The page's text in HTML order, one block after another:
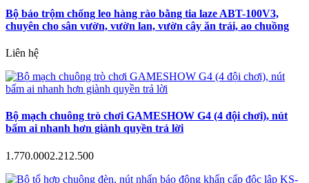
Bộ báo trộm chống leo hàng rào bằng tia laze ABT-100V3,
chuyên cho sân vườn, vườn lan, vườn cây ăn trái, ao chuồng
Liên hệ
Bộ mạch chuông trò chơi GAMESHOW G4 (4 đội chơi), nút
bấm ai nhanh hơn giành quyền trả lời
1.770.0002.212.500